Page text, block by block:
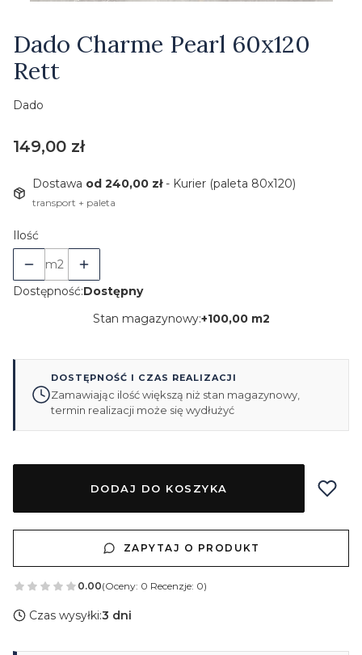
Dado Charme Pearl 60x120
Rett
Dado
Cena
149,00 zł
Dostawa od 240,00 zł- Kurier (paleta 80x120)
transport + paleta
Ilość
m2
Dostępność:Dostępny
Stan magazynowy:+100,00 m2
DOSTĘPNOŚĆ I CZAS REALIZACJI
Zamawiając ilość większą niż stan magazynowy,
termin realizacji może się wydłużyć
DODAJ DO KOSZYKA
ZAPYTAJ O PRODUKT
0.00(Oceny: 0 Recenzje: 0)
Czas wysyłki:3 dni